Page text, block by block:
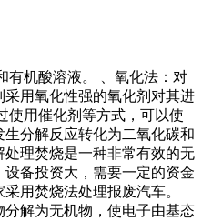
有机酸溶液。 、氧化法：对
用氧化性强的氧化剂对其进
使用催化剂等方式，可以使
分解反应转化为二氧化碳和
理焚烧是一种非常有效的无
备投资大，需要一定的资金
用焚烧法处理报废汽车。
解为无机物，使电子由基态